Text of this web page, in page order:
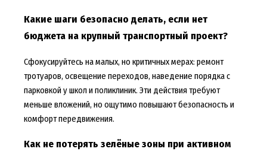
Какие шаги безопасно делать, если нет
бюджета на крупный транспортный проект?
Сфокусируйтесь на малых, но критичных мерах: ремонт
тротуаров, освещение переходов, наведение порядка с
парковкой у школ и поликлиник. Эти действия требуют
меньше вложений, но ощутимо повышают безопасность и
комфорт передвижения.
Как не потерять зелёные зоны при активном